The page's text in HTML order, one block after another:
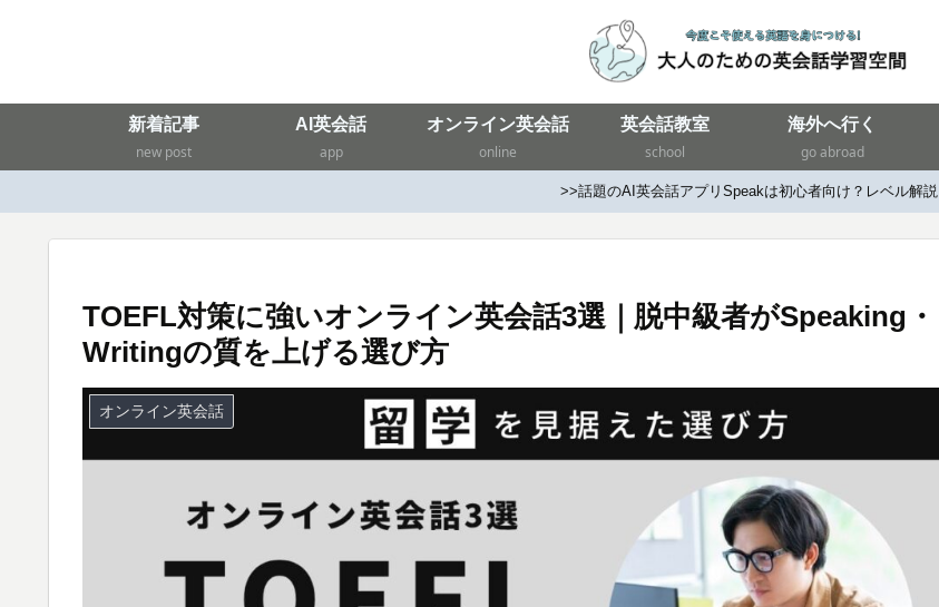
新着記事
new post
AI英会話
app
オンライン英会話
online
英会話教室
school
海外へ行く
go abroad
>>話題のAI英会話アプリSpeakは初心者向け？レベル解説
TOEFL対策に強いオンライン英会話3選｜脱中級者がSpeaking・
Writingの質を上げる選び方
オンライン英会話